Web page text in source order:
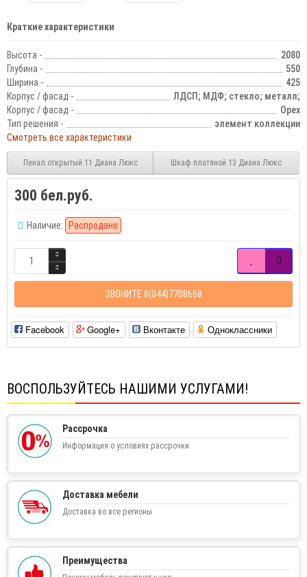
Краткие характеристики
Высота -
2080
Глубина -
550
Ширина -
425
Корпус / фасад -
ЛДСП; МДФ; стекло; металл;
Корпус / фасад -
Орех
Тип решения -
элемент коллекции
Смотреть все характеристики
Пенал открытый 11 Диана Люкс Шкаф платяной 13 Диана Люкс
300 бел.руб.
Наличие: Распродано
ЗВОНИТЕ 8(044)7708668
Facebook Google+ Вконтакте Одноклассники
ВОСПОЛЬЗУЙТЕСЬ НАШИМИ УСЛУГАМИ!
Рассрочка
Информация о условиях рассрочки
Доставка мебели
Доставка во все регионы
Преимущества